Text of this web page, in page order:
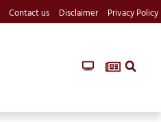
Contact us Disclaimer Privacy Policy